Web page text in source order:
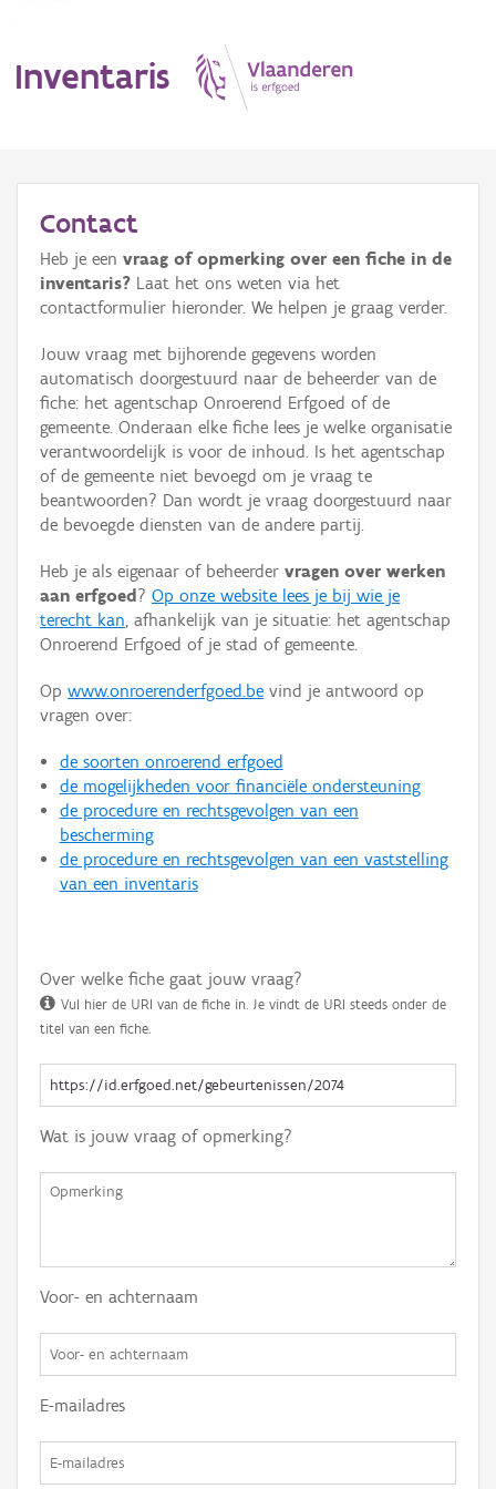
Inventaris
Erfgoedobject
Aanduidingsobject
Waarneming
Thema
Gebeurtenis
Persoon of collectief
Hergebruik
Aanmelden
Contact
Heb je een vraag of opmerking over een fiche in de
inventaris? Laat het ons weten via het
contactformulier hieronder. We helpen je graag verder.
Jouw vraag met bijhorende gegevens worden
automatisch doorgestuurd naar de beheerder van de
fiche: het agentschap Onroerend Erfgoed of de
gemeente. Onderaan elke fiche lees je welke organisatie
verantwoordelijk is voor de inhoud. Is het agentschap
of de gemeente niet bevoegd om je vraag te
beantwoorden? Dan wordt je vraag doorgestuurd naar
de bevoegde diensten van de andere partij.
Heb je als eigenaar of beheerder vragen over werken
aan erfgoed ? Op onze website lees je bij wie je
terecht kan, afhankelijk van je situatie: het agentschap
Onroerend Erfgoed of je stad of gemeente.
Op www.onroerenderfgoed.be vind je antwoord op
vragen over:
de soorten onroerend erfgoed
de mogelijkheden voor financiële ondersteuning
de procedure en rechtsgevolgen van een
bescherming
de procedure en rechtsgevolgen van een vaststelling
van een inventaris
Over welke fiche gaat jouw vraag?
Vul hier de URI van de fiche in. Je vindt de URI steeds onder de
titel van een fiche.
Wat is jouw vraag of opmerking?
Voor- en achternaam
E-mailadres